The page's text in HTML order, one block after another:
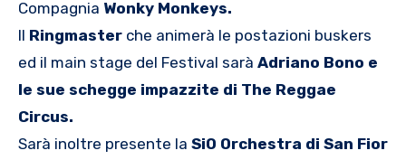
Compagnia Wonky Monkeys.
Il Ringmaster che animerà le postazioni buskers
ed il main stage del Festival sarà Adriano Bono e
le sue schegge impazzite di The Reggae
Circus.
Sarà inoltre presente la SiO Orchestra di San Fior